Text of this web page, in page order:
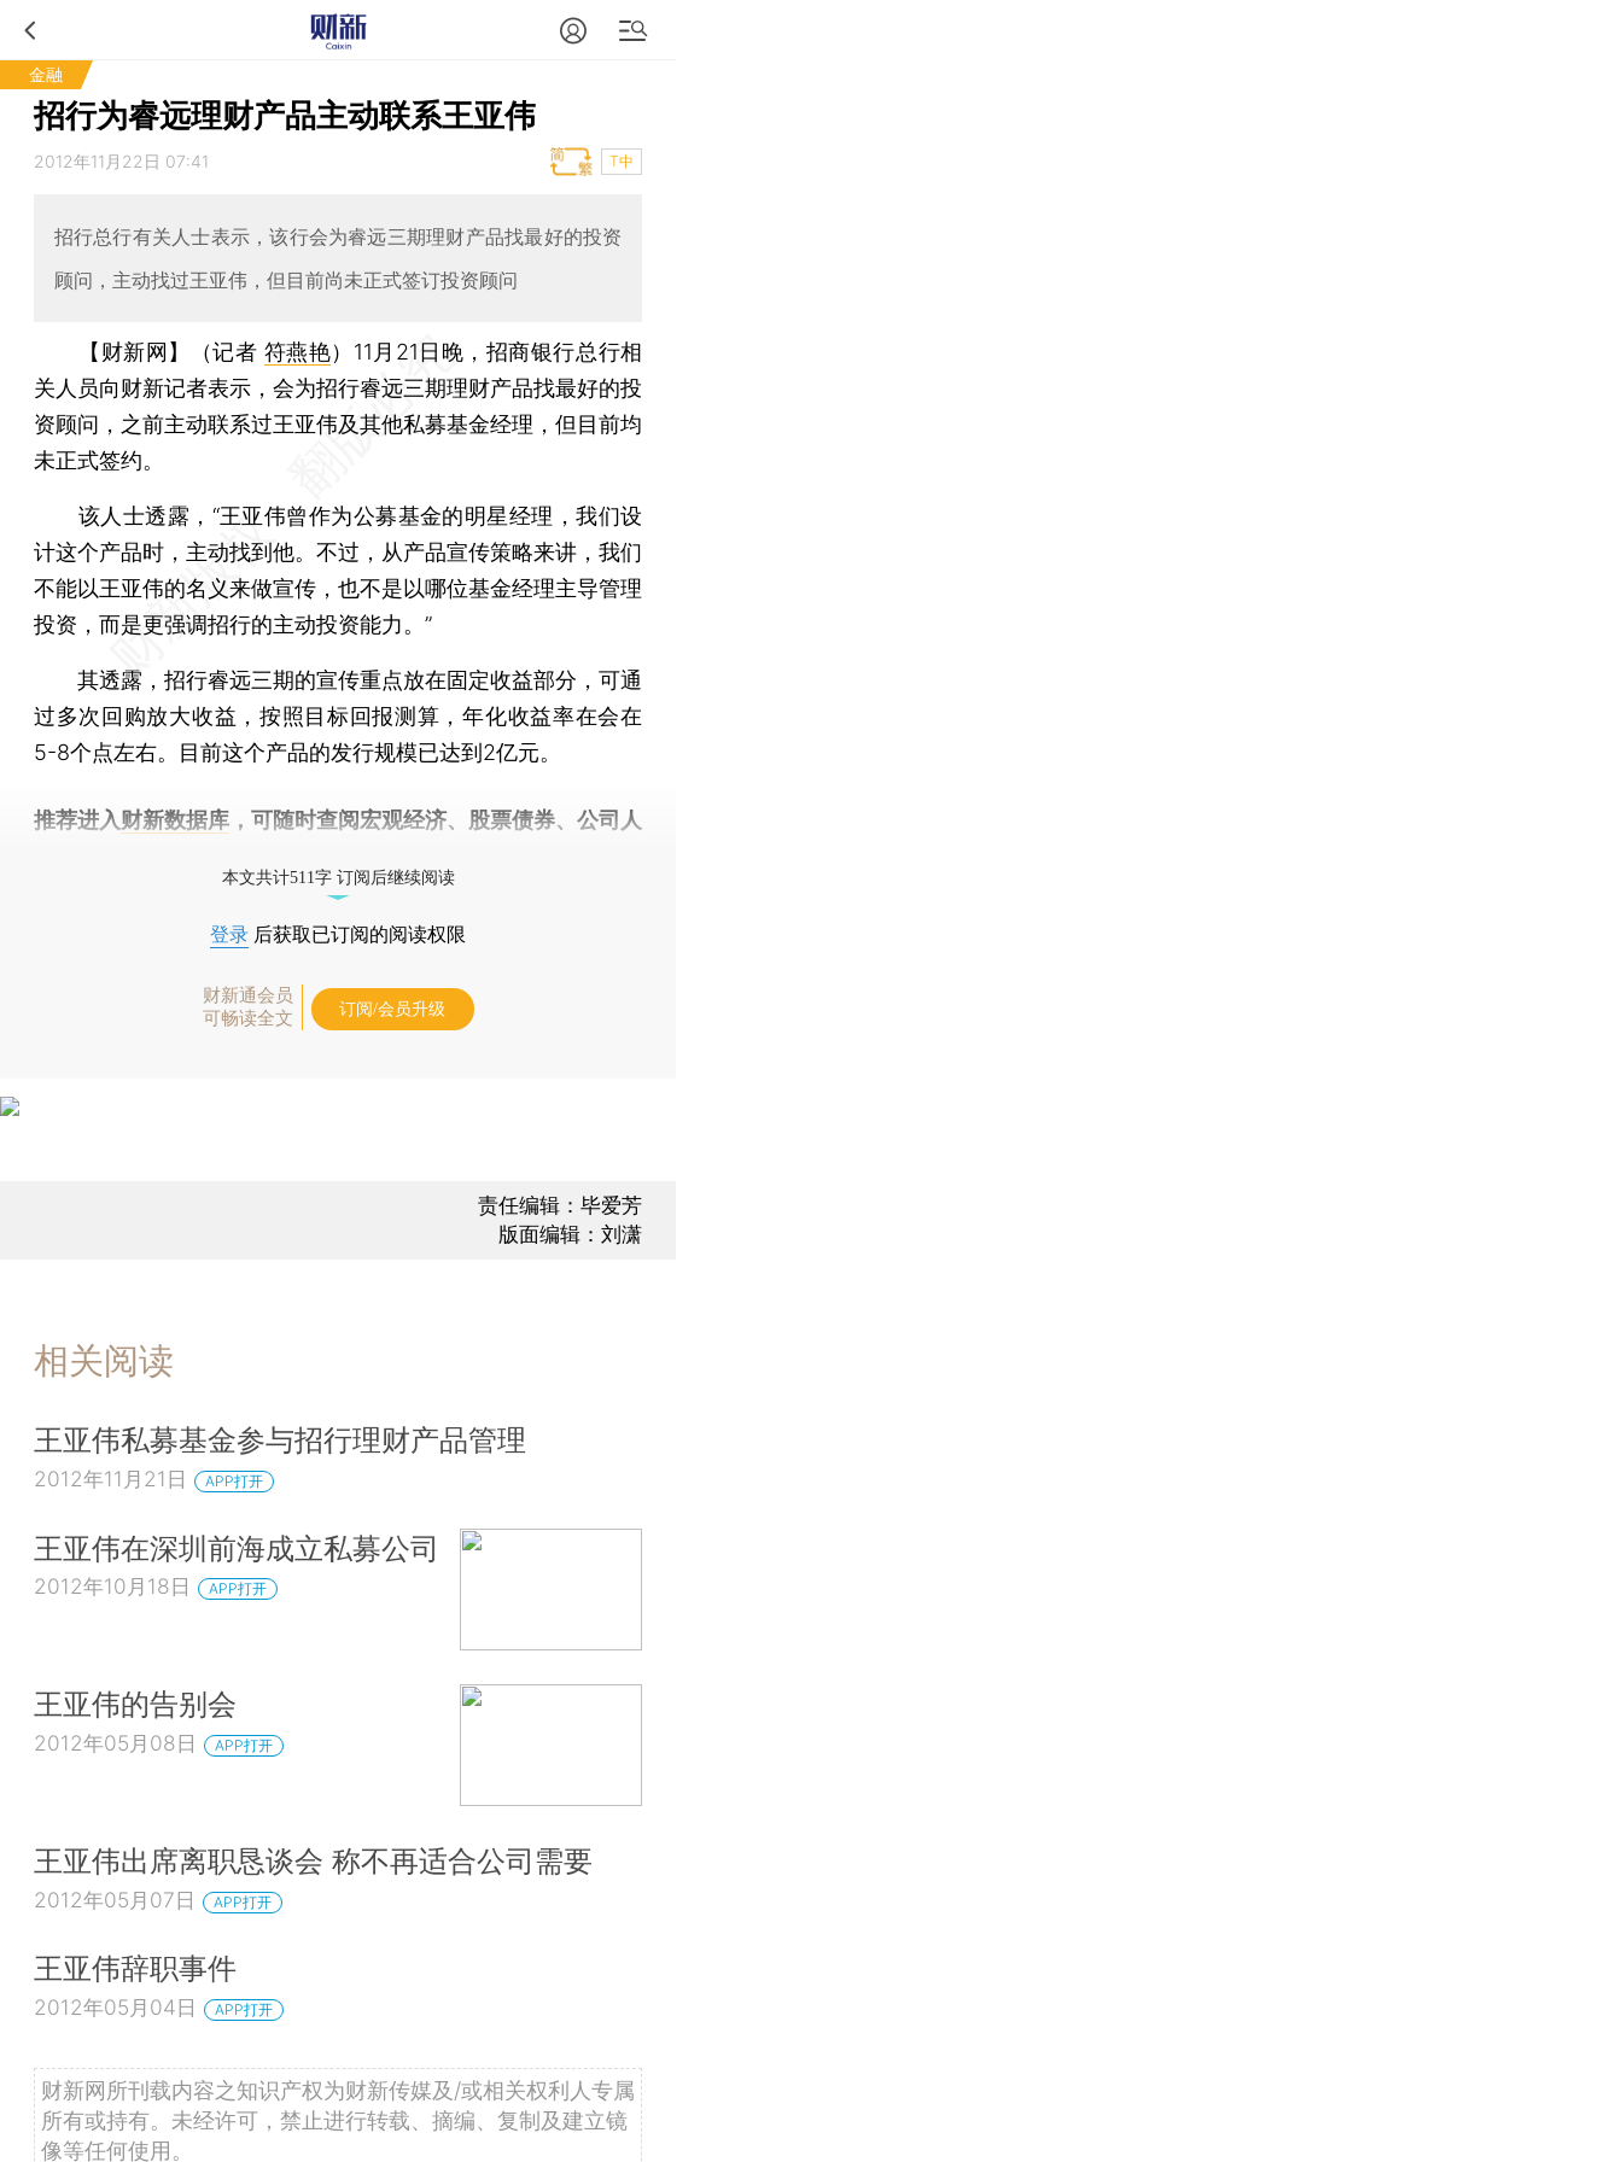
金融
招行为睿远理财产品主动联系王亚伟
2012年11月22日 07:41 T中
招行总行有关人士表示，该行会为睿远三期理财产品找最好的投资
顾问，主动找过王亚伟，但目前尚未正式签订投资顾问
【财新网】（记者 符燕艳） 11月21日晚，招商银行总行相
关人员向财新记者表示，会为招行睿远三期理财产品找最好的投
资顾问，之前主动联系过王亚伟及其他私募基金经理，但目前均
未正式签约。
该人士透露，“王亚伟曾作为公募基金的明星经理，我们设
计这个产品时，主动找到他。不过，从产品宣传策略来讲，我们
不能以王亚伟的名义来做宣传，也不是以哪位基金经理主导管理
投资，而是更强调招行的主动投资能力。”
其透露，招行睿远三期的宣传重点放在固定收益部分，可通
过多次回购放大收益，按照目标回报测算，年化收益率在会在
5-8个点左右。目前这个产品的发行规模已达到2亿元。
推荐进入财新数据库 ，可随时查阅宏观经济、股票债券、公司人
本文共计511字 订阅后继续阅读
登录 后获取已订阅的阅读权限
财新通会员
可畅读全文
订阅/会员升级
责任编辑：毕爱芳
版面编辑：刘潇
相关阅读
王亚伟私募基金参与招行理财产品管理
2012年11月21日 APP打开
王亚伟在深圳前海成立私募公司
2012年10月18日 APP打开
王亚伟的告别会
2012年05月08日 APP打开
王亚伟出席离职恳谈会 称不再适合公司需要
2012年05月07日 APP打开
王亚伟辞职事件
2012年05月04日 APP打开
财新网所刊载内容之知识产权为财新传媒及/或相关权利人专属
所有或持有。未经许可，禁止进行转载、摘编、复制及建立镜
像等任何使用。